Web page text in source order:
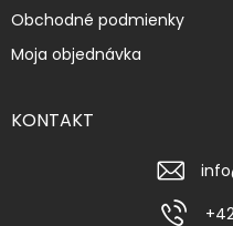
Obchodné podmienky
Moja objednávka
KONTAKT
info